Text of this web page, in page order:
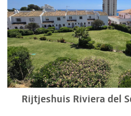
Rijtjeshuis Riviera del